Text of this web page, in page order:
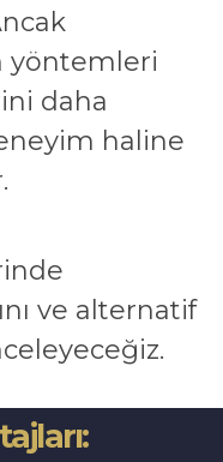
yöntemleri
daha
haline
ve alternatif